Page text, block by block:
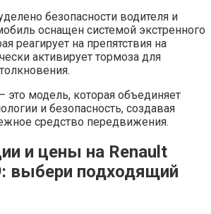
безопасности водителя и
оснащен системой экстренного
реагирует на препятствия на
активирует тормоза для
это модель, которая объединяет
и безопасность, создавая
средство передвижения.
и цены на Renault
выбери подходящий